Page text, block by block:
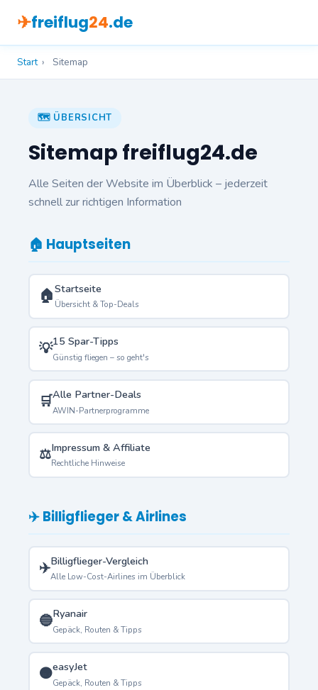
✈freiflug24.de
Start › Sitemap
🗺️ ÜBERSICHT
Sitemap freiflug24.de
Alle Seiten der Website im Überblick – jederzeit
schnell zur richtigen Information
🏠 Hauptseiten
🏠Startseite
Übersicht & Top-Deals
💡15 Spar-Tipps
Günstig fliegen – so geht's
🛒Alle Partner-Deals
AWIN-Partnerprogramme
⚖️Impressum & Affiliate
Rechtliche Hinweise
✈️ Billigflieger & Airlines
✈️Billigflieger-Vergleich
Alle Low-Cost-Airlines im Überblick
🔵Ryanair
Gepäck, Routen & Tipps
🟠easyJet
Gepäck, Routen & Tipps